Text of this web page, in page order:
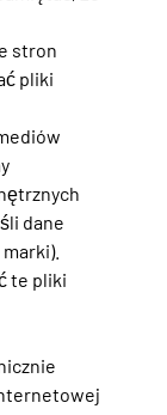
stron
pliki
dane
te pliki